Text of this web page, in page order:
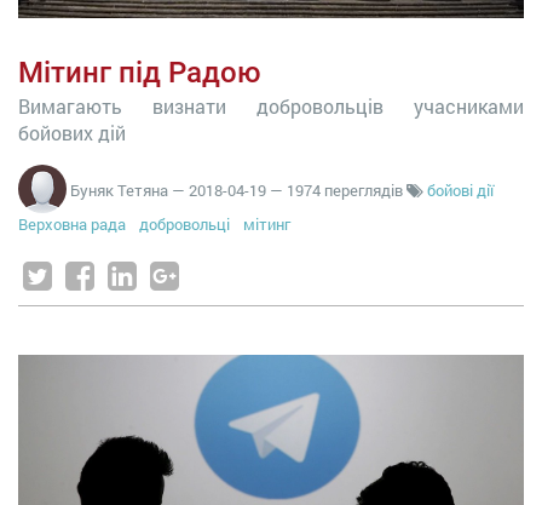
Мітинг під Радою
Вимагають визнати добровольців учасниками
бойових дій
Буняк Тетяна — 2018-04-19 — 1974 переглядів
бойові дії
Верховна рада
добровольці мітинг